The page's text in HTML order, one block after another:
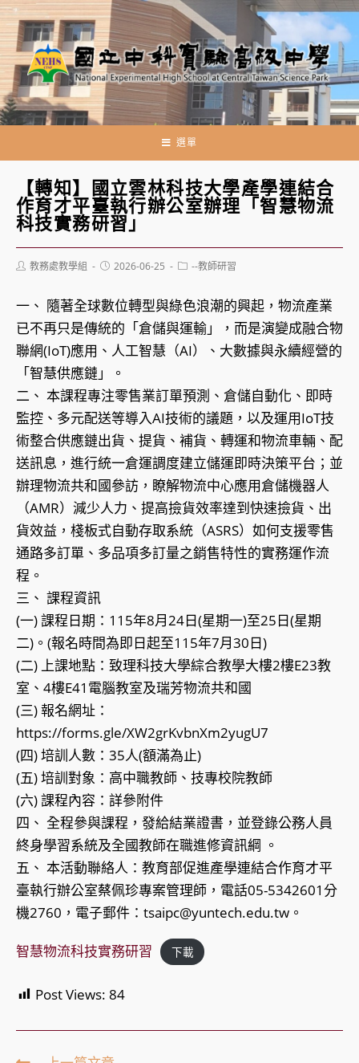
跳
轉
至
主
要
內
選單
【轉知】國立雲林科技大學產學連結合
作育才平臺執行辦公室辦理「智慧物流
科技實務研習」
Post教務處教學組
Post2026-06-25
Post--教師研習
一、 隨著全球數位轉型與綠色浪潮的興起，物流產業
已不再只是傳統的「倉儲與運輸」，而是演變成融合物
聯網(IoT)應用、人工智慧（AI）、大數據與永續經營的
「智慧供應鏈」。
二、 本課程專注零售業訂單預測、倉儲自動化、即時
監控、多元配送等導入AI技術的議題，以及運用IoT技
術整合供應鏈出貨、提貨、補貨、轉運和物流車輛、配
送訊息，進行統一倉運調度建立儲運即時決策平台；並
辦理物流共和國參訪，瞭解物流中心應用倉儲機器人
（AMR）減少人力、提高撿貨效率達到快速撿貨、出
貨效益，棧板式自動存取系統（ASRS）如何支援零售
通路多訂單、多品項多訂量之銷售特性的實務運作流
程。
三、 課程資訊
(一) 課程日期：115年8月24日(星期一)至25日(星期
二)。(報名時間為即日起至115年7月30日)
(二) 上課地點：致理科技大學綜合教學大樓2樓E23教
室、4樓E41電腦教室及瑞芳物流共和國
(三) 報名網址：
https://forms.gle/XW2grKvbnXm2yugU7
(四) 培訓人數：35人(額滿為止)
(五) 培訓對象：高中職教師、技專校院教師
(六) 課程內容：詳參附件
四、 全程參與課程，發給結業證書，並登錄公務人員
終身學習系統及全國教師在職進修資訊綱 。
五、 本活動聯絡人：教育部促進產學連結合作育才平
臺執行辦公室蔡佩珍專案管理師，電話05-5342601分
機2760，電子郵件：tsaipc@yuntech.edu.tw。
智慧物流科技實務研習 下載
Post Views: 84